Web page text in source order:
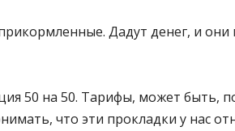
Дадут денег, и
50 на 50. Тарифы, может быть,
что эти прокладки у нас